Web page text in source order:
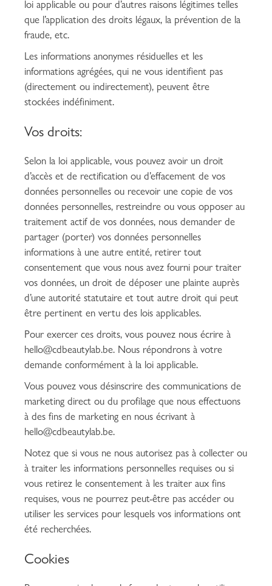
loi applicable ou pour d’autres raisons légitimes telles
que l’application des droits légaux, la prévention de la
fraude, etc.
Les informations anonymes résiduelles et les
informations agrégées, qui ne vous identifient pas
(directement ou indirectement), peuvent être
stockées indéfiniment.
Vos droits:
Selon la loi applicable, vous pouvez avoir un droit
d’accès et de rectification ou d’effacement de vos
données personnelles ou recevoir une copie de vos
données personnelles, restreindre ou vous opposer au
traitement actif de vos données, nous demander de
partager (porter) vos données personnelles
informations à une autre entité, retirer tout
consentement que vous nous avez fourni pour traiter
vos données, un droit de déposer une plainte auprès
d’une autorité statutaire et tout autre droit qui peut
être pertinent en vertu des lois applicables.
Pour exercer ces droits, vous pouvez nous écrire à
hello@cdbeautylab.be. Nous répondrons à votre
demande conformément à la loi applicable.
Vous pouvez vous désinscrire des communications de
marketing direct ou du profilage que nous effectuons
à des fins de marketing en nous écrivant à
hello@cdbeautylab.be.
Notez que si vous ne nous autorisez pas à collecter ou
à traiter les informations personnelles requises ou si
vous retirez le consentement à les traiter aux fins
requises, vous ne pourrez peut-être pas accéder ou
utiliser les services pour lesquels vos informations ont
été recherchées.
Cookies